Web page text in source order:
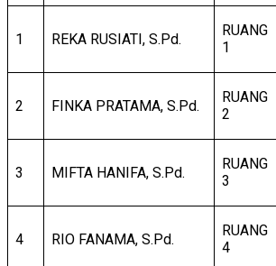
1 REKA RUSIATI, S.Pd.
RUANG
1
2 FINKA PRATAMA, S.Pd.
RUANG
2
3 MIFTA HANIFA, S.Pd.
RUANG
3
4 RIO FANAMA, S.Pd.
RUANG
4